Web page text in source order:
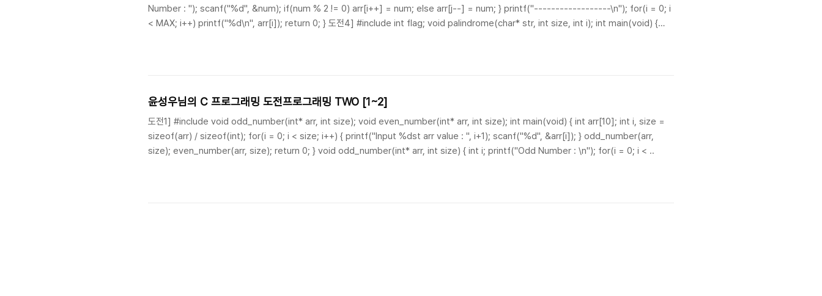
Number : "); scanf("%d", &num); if(num % 2 != 0) arr[i++] = num; else arr[j--] = num; } printf("------------------\n"); for(i = 0; i
< MAX; i++) printf("%d\n", arr[i]); return 0; } 도전4] #include int flag; void palindrome(char* str, int size, int i); int main(void) {
윤성우님의 C 프로그래밍 도전프로그래밍 TWO [1~2]
도전1] #include void odd_number(int* arr, int size); void even_number(int* arr, int size); int main(void) { int arr[10]; int i, size =
sizeof(arr) / sizeof(int); for(i = 0; i < size; i++) { printf("Input %dst arr value : ", i+1); scanf("%d", &arr[i]); } odd_number(arr,
size); even_number(arr, size); return 0; } void odd_number(int* arr, int size) { int i; printf("Odd Number : \n"); for(i = 0; i < ..